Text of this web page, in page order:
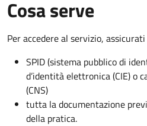
Cosa serve
Per accedere al servizio,
SPID (sistema pubblico di
d’identità elettronica (CIE) o
(CNS)
tutta la documentazione
della pratica.